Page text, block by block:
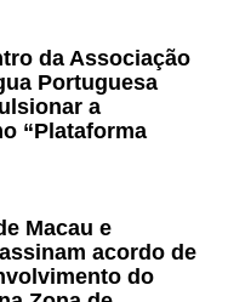
da Associação
Portuguesa
a
“Plataforma
Macau e
acordo de
do